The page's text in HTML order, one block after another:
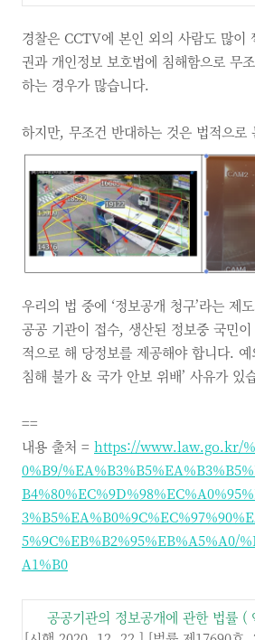
경찰은 CCTV에 본인 외의 사람도 많이
권과 개인정보 보호법에 침해함으로 무
하는 경우가 많습니다.
하지만, 무조건 반대하는 것은 법적으로
우리의 법 중에 ‘정보공개 청구’라는 제
공공 기관이 접수, 생산된 정보중 국민
적으로 해 당정보를 제공해야 합니다. 예
침해 불가 & 국가 안보 위배’ 사유가 있
==
내용 출처 = https://www.law.go.kr/
0%B9/
5%9C%EB%B2%95%EB%A5%A0/
A1%B0
공공기관의 정보공개에 관한 법률 (